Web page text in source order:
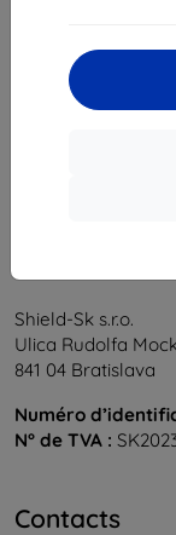
du total
Shield-Sk s.r.o.
Ulica Rudolfa
841 04 Bratislava
Numéro
N° de TVA :
Contacts